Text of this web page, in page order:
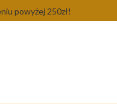
powyżej 250zł!